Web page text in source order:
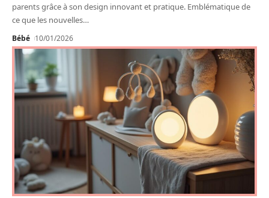
parents grâce à son design innovant et pratique. Emblématique de
ce que les nouvelles…
Bébé 10/01/2026